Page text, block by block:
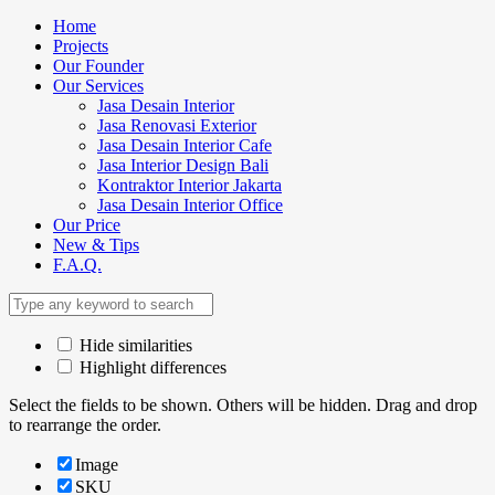
Home
Projects
Our Founder
Our Services
Jasa Desain Interior
Jasa Renovasi Exterior
Jasa Desain Interior Cafe
Jasa Interior Design Bali
Kontraktor Interior Jakarta
Jasa Desain Interior Office
Our Price
New & Tips
F.A.Q.
Hide similarities
Highlight differences
Select the fields to be shown. Others will be hidden. Drag and drop
to rearrange the order.
Image
SKU